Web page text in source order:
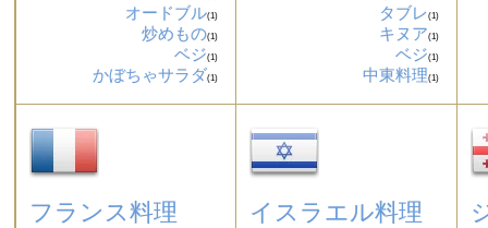
オードブル(1)
炒めもの(1)
ベジ(1)
かぼちゃサラダ(1)
タブレ (1)
キヌア(1)
ベジ(1)
中東料理(1)
フランス料理 イスラエル料理